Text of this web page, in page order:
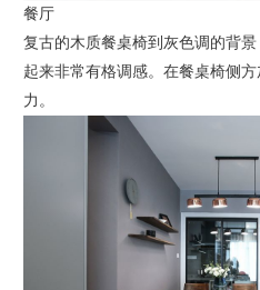
餐厅
复古的木质餐桌椅到灰色调的背
起来非常有格调感。在餐桌椅侧
力。